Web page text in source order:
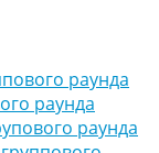
раунда
раунда
раунда